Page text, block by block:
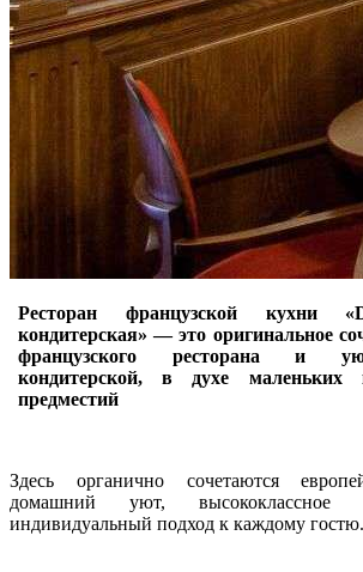
Ресторан французской кухни
кондитерская» — это оригинальное
французского ресторана и
кондитерской, в духе маленьких
предместий
Здесь органично сочетаются
домашний уют, высококлассное
индивидуальный подход к каждому гостю.